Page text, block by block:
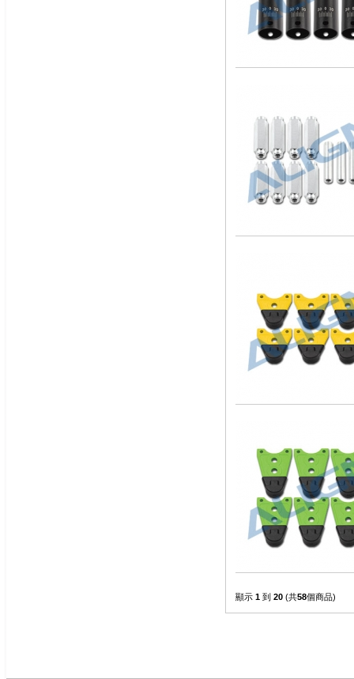
顯示 1 到 20 (共58個商品)